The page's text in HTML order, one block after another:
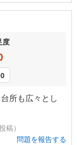
度
0
所も広々とし
稿）
問題を報告する